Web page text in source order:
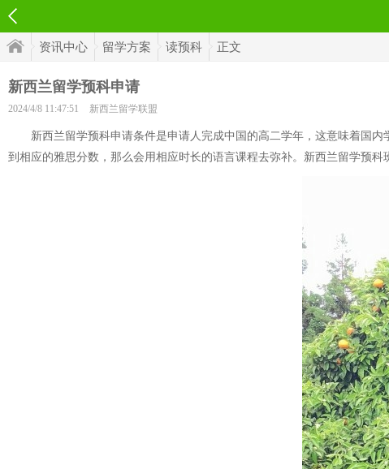
资讯中心 留学方案 读预科 正文
新西兰留学预科申请
2024/4/8 11:47:51 新西兰留学联盟
新西兰留学预科申请条件是申请人完成中国的高二学年，这意味着国内
到相应的雅思分数，那么会用相应时长的语言课程去弥补。新西兰留学预